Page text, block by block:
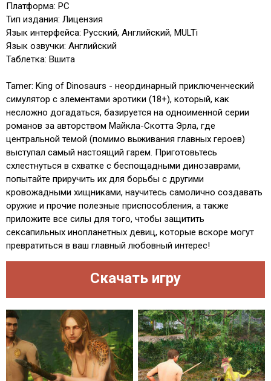
Платформа: PC
Тип издания: Лицензия
Язык интерфейса: Русский, Английский, MULTi
Язык озвучки: Английский
Таблетка: Вшита
Tamer: King of Dinosaurs - неординарный приключенческий
симулятор с элементами эротики (18+), который, как
несложно догадаться, базируется на одноименной серии
романов за авторством Майкла-Скотта Эрла, где
центральной темой (помимо выживания главных героев)
выступал самый настоящий гарем. Приготовьтесь
схлестнуться в схватке с беспощадными динозаврами,
попытайте приручить их для борьбы с другими
кровожадными хищниками, научитесь самолично создавать
оружие и прочие полезные приспособления, а также
приложите все силы для того, чтобы защитить
сексапильных инопланетных девиц, которые вскоре могут
превратиться в ваш главный любовный интерес!
Скачать игру